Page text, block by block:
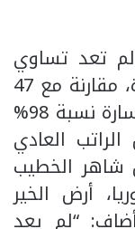
تعد تساوي
شيئا، والدولار يساوي 3.000 ليرة، مقارنة مع 47
ليرة للدولار قبل 10 أعوام، أي خسارة نسبة 98%
العادي
شاهر الخطيب
أرض الخير
“لم يعد